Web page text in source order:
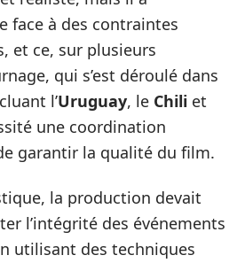
face à des contraintes
et ce, sur plusieurs
qui s’est déroulé dans
l’Uruguay, le Chili et
une coordination
garantir la qualité du film.
la production devait
l’intégrité des événements
utilisant des techniques